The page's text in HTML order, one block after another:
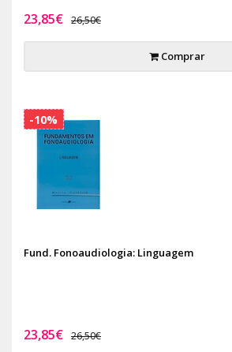
23,85€ 26,50€
Comprar
Fund. Fonoaudiologia: Linguagem
23,85€ 26,50€
-10%